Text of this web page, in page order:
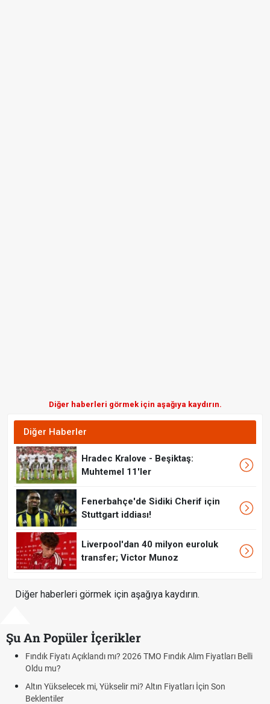
Diğer haberleri görmek için aşağıya kaydırın.
Diğer Haberler
Hradec Kralove - Beşiktaş:
Muhtemel 11'ler
Fenerbahçe'de Sidiki Cherif için
Stuttgart iddiası!
Liverpool'dan 40 milyon euroluk
transfer; Victor Munoz
Diğer haberleri görmek için aşağıya kaydırın.
Şu An Popüler İçerikler
Fındık Fiyatı Açıklandı mı? 2026 TMO Fındık Alım Fiyatları Belli
Oldu mu?
Altın Yükselecek mi, Yükselir mi? Altın Fiyatları İçin Son
Beklentiler